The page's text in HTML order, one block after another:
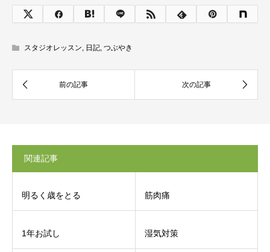
スタジオレッスン, 日記, つぶやき
関連記事
明るく歳をとる 筋肉痛
1年お試し 湿気対策